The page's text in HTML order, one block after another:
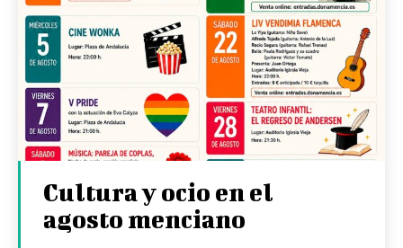
Cultura y ocio en el
agosto menciano